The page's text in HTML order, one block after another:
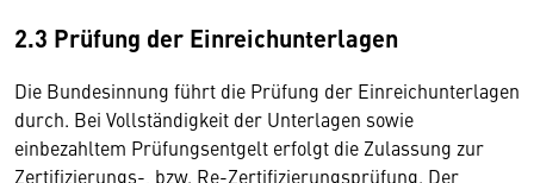
2.3 Prüfung der Einreichunterlagen
Die Bundesinnung führt die Prüfung der Einreichunterlagen
durch. Bei Vollständigkeit der Unterlagen sowie
einbezahltem Prüfungsentgelt erfolgt die Zulassung zur
Zertifizierungs-, bzw. Re-Zertifizierungsprüfung. Der